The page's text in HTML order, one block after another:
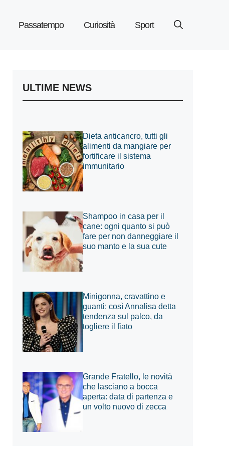
Passatempo Curiosità Sport
ULTIME NEWS
Dieta anticancro, tutti gli
alimenti da mangiare per
fortificare il sistema
immunitario
Shampoo in casa per il
cane: ogni quanto si può
fare per non danneggiare il
suo manto e la sua cute
Minigonna, cravattino e
guanti: così Annalisa detta
tendenza sul palco, da
togliere il fiato
Grande Fratello, le novità
che lasciano a bocca
aperta: data di partenza e
un volto nuovo di zecca